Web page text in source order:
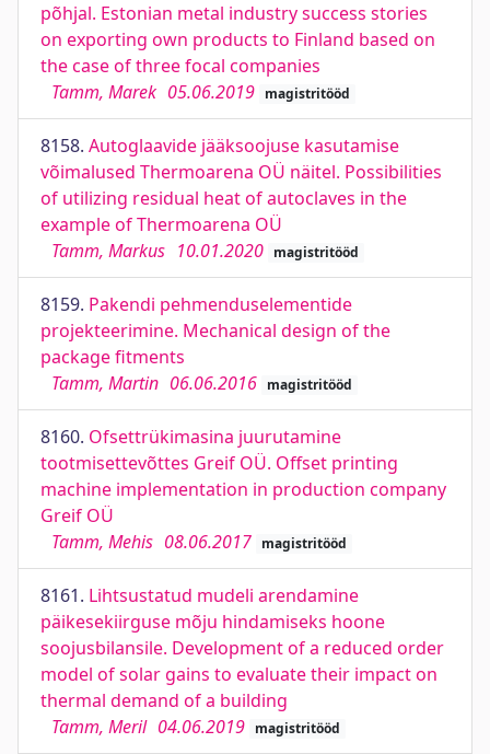
põhjal. Estonian metal industry success stories
on exporting own products to Finland based on
the case of three focal companies
Tamm, Marek 05.06.2019 magistritööd
8158. Autoglaavide jääksoojuse kasutamise
võimalused Thermoarena OÜ näitel. Possibilities
of utilizing residual heat of autoclaves in the
example of Thermoarena OÜ
Tamm, Markus 10.01.2020 magistritööd
8159. Pakendi pehmenduselementide
projekteerimine. Mechanical design of the
package fitments
Tamm, Martin 06.06.2016 magistritööd
8160. Ofsettrükimasina juurutamine
tootmisettevõttes Greif OÜ. Offset printing
machine implementation in production company
Greif OÜ
Tamm, Mehis 08.06.2017 magistritööd
8161. Lihtsustatud mudeli arendamine
päikesekiirguse mõju hindamiseks hoone
soojusbilansile. Development of a reduced order
model of solar gains to evaluate their impact on
thermal demand of a building
Tamm, Meril 04.06.2019 magistritööd